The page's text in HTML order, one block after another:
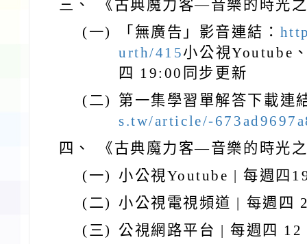
三、
《古典魔力客—音樂的時光
(一)
「無廣告」影音連結：
urth/415小公視Youtube
四 19:00同步更新
(二)
第一集學習單解答下載連
s.tw/article/-
四、
《古典魔力客—音樂的時光
(一) 小公視Youtube | 每週四
(二) 小公視電視頻道 | 每週四
(三)
公視網路平台 | 每週四